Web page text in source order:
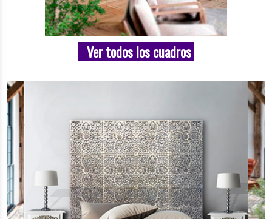
Ver todos los cuadros